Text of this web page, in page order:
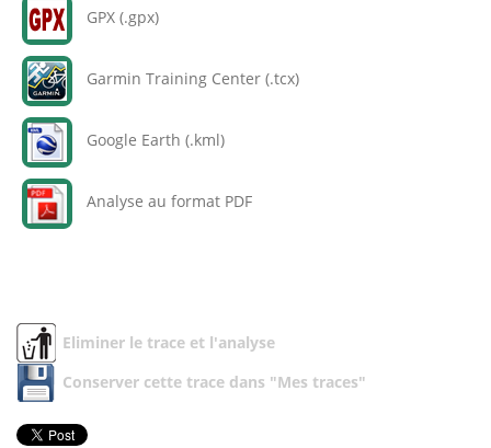
GPX (.gpx)
Garmin Training Center (.tcx)
Google Earth (.kml)
Analyse au format PDF
Eliminer le trace et l'analyse
Conserver cette trace dans "Mes traces"